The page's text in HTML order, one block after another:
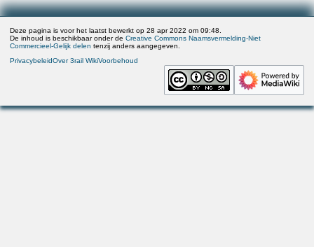
Deze pagina is voor het laatst bewerkt op 28 apr 2022 om 09:48.
De inhoud is beschikbaar onder deCreative Commons Naamsvermelding-Niet
Commercieel-Gelijk delen tenzij anders aangegeven.
PrivacybeleidOver 3rail WikiVoorbehoud